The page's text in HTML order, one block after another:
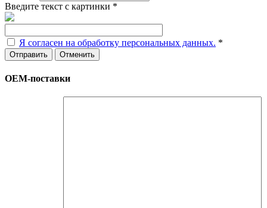
Введите текст с картинки *
Я согласен на обработку персональных данных. *
Отменить
ОЕМ-поставки